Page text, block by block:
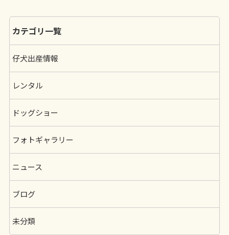
カテゴリ一覧
仔犬出産情報
レンタル
ドッグショー
フォトギャラリー
ニュース
ブログ
未分類